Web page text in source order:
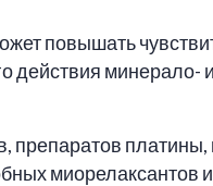
повышать
действия минерало- и
препаратов
миорелаксантов